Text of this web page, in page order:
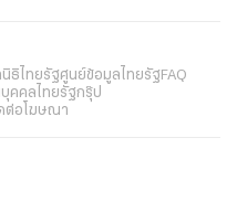
ธิไทยรัฐศูนย์ข้อมูลไทยรัฐFAQ
คคลไทยรัฐกรุ๊ป
ต่อโฆษณา